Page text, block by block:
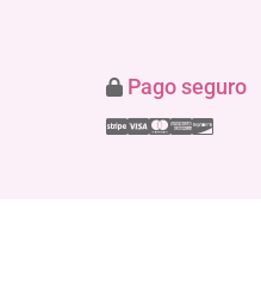
Pago seguro
Stripe
Visa